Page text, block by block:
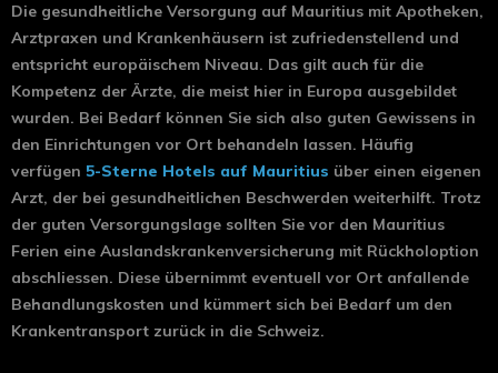
Die gesundheitliche Versorgung auf Mauritius mit Apotheken,
Arztpraxen und Krankenhäusern ist zufriedenstellend und
entspricht europäischem Niveau. Das gilt auch für die
Kompetenz der Ärzte, die meist hier in Europa ausgebildet
wurden. Bei Bedarf können Sie sich also guten Gewissens in
den Einrichtungen vor Ort behandeln lassen. Häufig
verfügen 5-Sterne Hotels auf Mauritius über einen eigenen
Arzt, der bei gesundheitlichen Beschwerden weiterhilft. Trotz
der guten Versorgungslage sollten Sie vor den Mauritius
Ferien eine Auslandskrankenversicherung mit Rückholoption
abschliessen. Diese übernimmt eventuell vor Ort anfallende
Behandlungskosten und kümmert sich bei Bedarf um den
Krankentransport zurück in die Schweiz.